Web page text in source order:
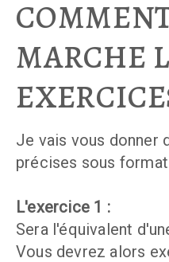
MARCHE
Je vais vous donner
précises sous
L'exercice 1 :
Sera l'équivalent
Vous devrez alors